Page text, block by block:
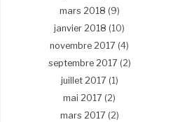
mars 2018 (9)
janvier 2018 (10)
novembre 2017 (4)
septembre 2017 (2)
juillet 2017 (1)
mai 2017 (2)
mars 2017 (2)